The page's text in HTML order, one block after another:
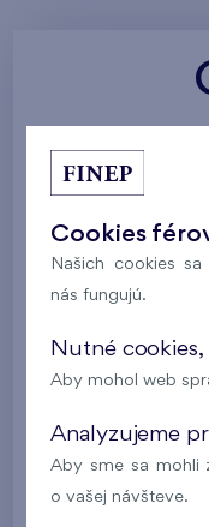
Všetky fotografie
Cookies
Našich cookies
nás fungujú.
Nutné
Aby mohol web
Analyzujeme
Aby sme sa mohli
o vašej návšteve.